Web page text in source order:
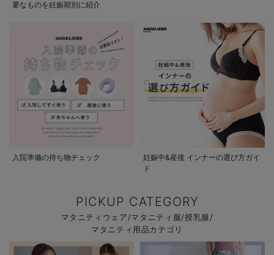
要なものを妊娠期別に紹介
入院準備の持ち物チェック
妊娠中&産後 インナーの選び方ガイ
ド
PICKUP CATEGORY
マタニティウェア/マタニティ服/授乳服/
マタニティ用品カテゴリ